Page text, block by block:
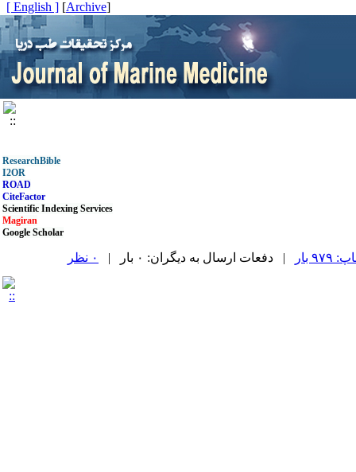
[
Archive
]
[ English ]
ResearchBible
I2OR
ROAD
CiteFactor
Scientific Indexing Services
Magiran
Google Scholar
بار | دفعات ارسال به دیگران: ۰ بار | ۰ نظر